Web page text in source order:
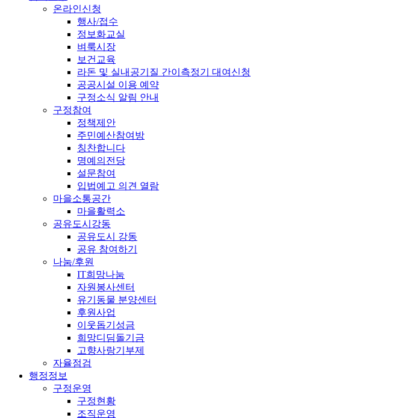
온라인신청
행사/접수
정보화교실
벼룩시장
보건교육
라돈 및 실내공기질 간이측정기 대여신청
공공시설 이용 예약
구정소식 알림 안내
구정참여
정책제안
주민예산참여방
칭찬합니다
명예의전당
설문참여
입법예고 의견 열람
마을소통공간
마을활력소
공유도시강동
공유도시 강동
공유 참여하기
나눔/후원
IT희망나눔
자원봉사센터
유기동물 분양센터
후원사업
이웃돕기성금
희망디딤돌기금
고향사랑기부제
자율점검
행정정보
구정운영
구정현황
조직운영